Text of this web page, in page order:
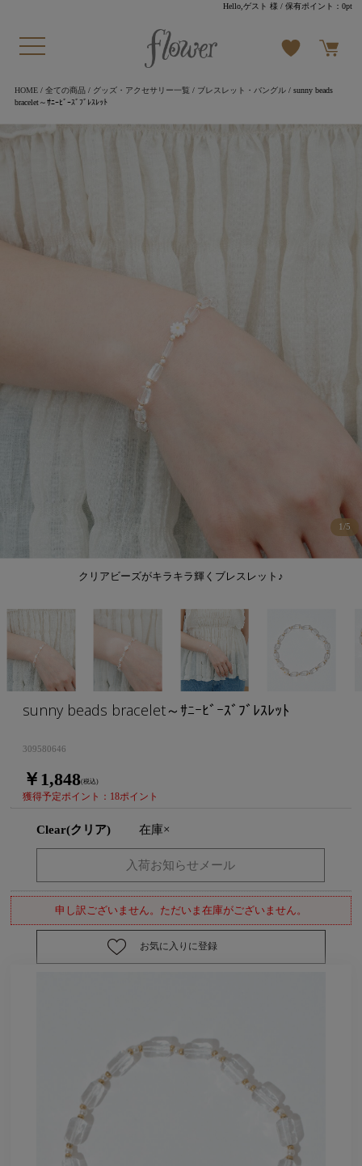
Hello,ゲスト 様 / 保有ポイント：0pt
HOME/ 全ての商品/ グッズ・アクセサリー一覧 / ブレスレット・バングル/ sunny beads
bracelet～ｻﾆｰﾋﾞｰｽﾞﾌﾞﾚｽﾚｯﾄ
クリアビーズがキラキラ輝くブレスレット♪
1/5
sunny beads bracelet～ｻﾆｰﾋﾞｰｽﾞﾌﾞﾚｽﾚｯﾄ
309580646
￥1,848(税込)
獲得予定ポイント：18ポイント
Clear(クリア) 在庫×
申し訳ございません。ただいま在庫がございません。
お気に入りに登録